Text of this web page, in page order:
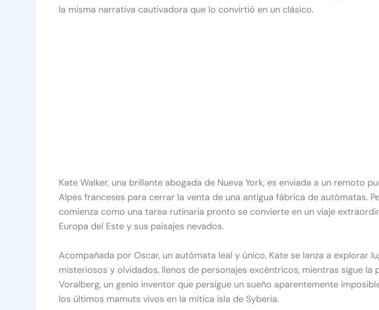
la misma narrativa cautivadora que lo convirtió en un clásico.
Kate Walker, una brillante abogada de Nueva York, es enviada a un remoto
Alpes franceses para cerrar la venta de una antigua fábrica de autómatas.
comienza como una tarea rutinaria pronto se convierte en un viaje
Europa del Este y sus paisajes nevados.
Acompañada por Oscar, un autómata leal y único, Kate se lanza a explorar
misteriosos y olvidados, llenos de personajes excéntricos, mientras sigue la
Voralberg, un genio inventor que persigue un sueño aparentemente
los últimos mamuts vivos en la mítica isla de Syberia.